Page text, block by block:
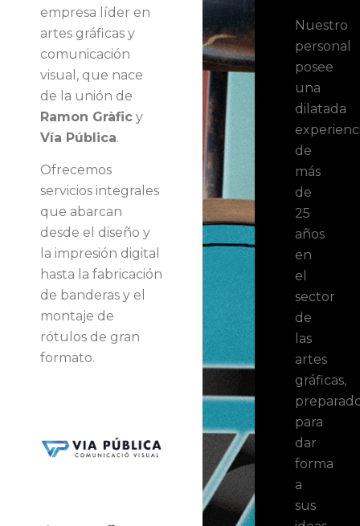
empresa líder en
artes gráficas y
comunicación
visual, que nace
de la unión de
Ramon Gràfic y
Vía Pública.
Ofrecemos
servicios integrales
que abarcan
desde el diseño y
la impresión digital
hasta la fabricación
de banderas y el
montaje de
rótulos de gran
formato.
Nuestro
personal
posee
una
dilatada
de
más
de
25
años
en
el
sector
de
las
artes
gráficas,
para
dar
forma
a
sus